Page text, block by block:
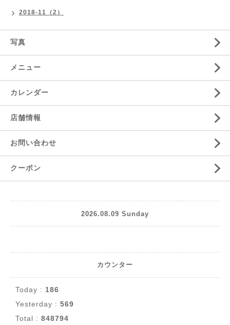
2018-11（2）
写真
メニュー
カレンダー
店舗情報
お問い合わせ
クーポン
2026.08.09 Sunday
カウンター
Today : 186
Yesterday : 569
Total : 848794